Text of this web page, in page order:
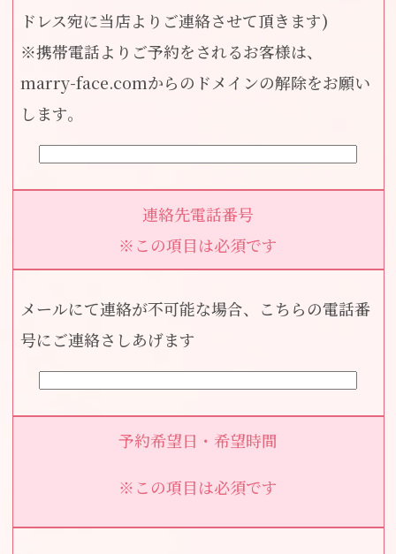
ドレス宛に当店よりご連絡させて頂きます)
※携帯電話よりご予約をされるお客様は、
marry-face.comからのドメインの解除をお願い
します。
連絡先電話番号
※この項目は必須です
メールにて連絡が不可能な場合、こちらの電話番
号にご連絡さしあげます
予約希望日・希望時間
※この項目は必須です